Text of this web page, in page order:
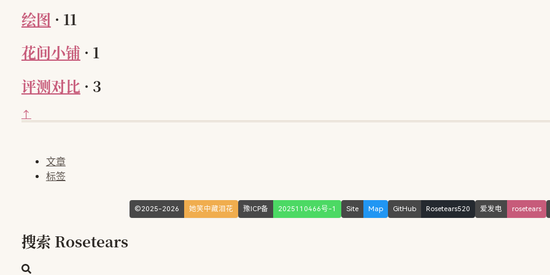
绘图 · 11
花间小铺 · 1
评测对比 · 3
↑
文章
标签
©2025-2026 她笑中藏泪花 豫ICP备 2025110466号-1 Site Map GitHub Rosetears520 爱发电 rosetears
搜索 Rosetears